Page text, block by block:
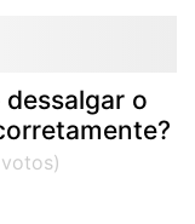
o